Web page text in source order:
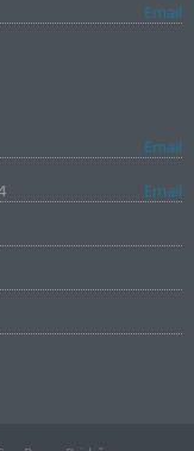
Email
Email
Email